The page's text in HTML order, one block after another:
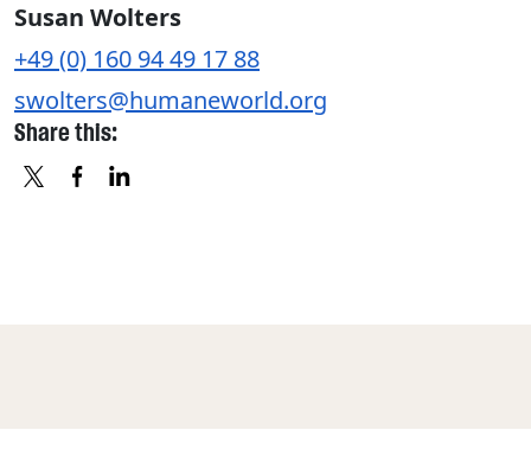
Susan Wolters
+49 (0) 160 94 49 17 88
swolters@humaneworld.org
Share this: